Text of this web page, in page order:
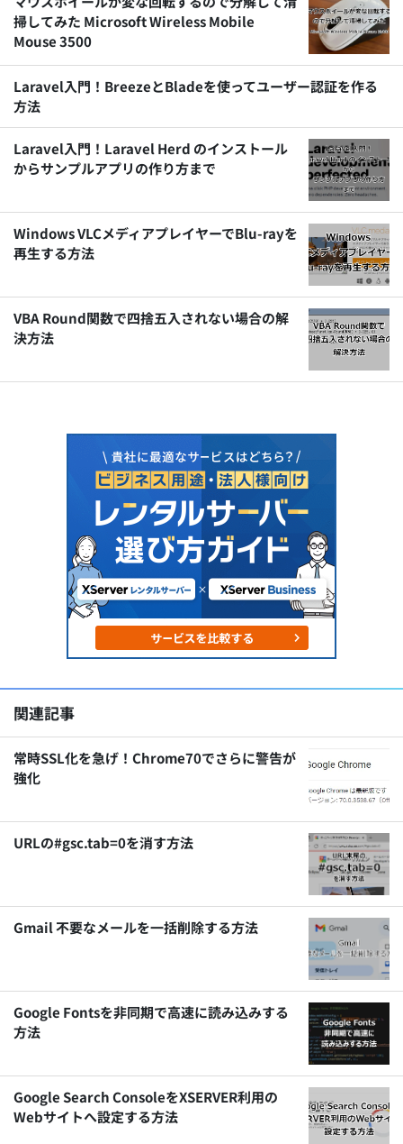
掃してみた Microsoft Wireless Mobile
Mouse 3500
Laravel入門！BreezeとBladeを使ってユーザー認証を作る
方法
Laravel入門！Laravel Herd のインストール
からサンプルアプリの作り方まで
Windows VLCメディアプレイヤーでBlu-rayを
再生する方法
VBA Round関数で四捨五入されない場合の解
決方法
関連記事
常時SSL化を急げ！Chrome70でさらに警告が
強化
URLの#gsc.tab=0を消す方法
Gmail 不要なメールを一括削除する方法
Google Fontsを非同期で高速に読み込みする
方法
Google Search ConsoleをXSERVER利用の
Webサイトへ設定する方法